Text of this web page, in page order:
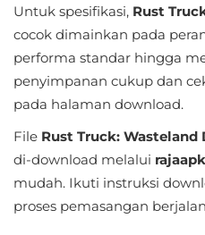
&
Local
Video
Players
&
Editors
Weather
Untuk spesifikasi, Rust
cocok dimainkan pada
performa standar hingga
penyimpanan cukup dan
pada halaman download.
File Rust Truck: Wasteland
di-download melalui
mudah. Ikuti instruksi
proses pemasangan